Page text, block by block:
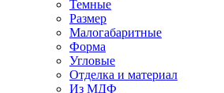
Темные
Размер
Малогабаритные
Форма
Угловые
Отделка и материал
Из МДФ